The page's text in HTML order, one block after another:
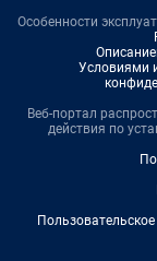
Особенности
Условиями
Веб-портал
действия по